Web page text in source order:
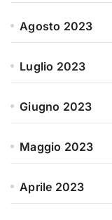
Agosto 2023
Luglio 2023
Giugno 2023
Maggio 2023
Aprile 2023